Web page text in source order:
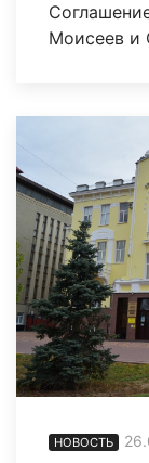
Моисеев и
НОВОСТЬ